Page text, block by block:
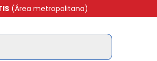
(Área metropolitana)